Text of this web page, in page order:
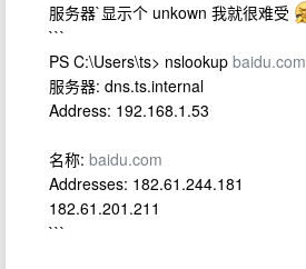
服务器`显示个 unkown 我就很难受
```
PS C:\Users\ts> nslookup baidu.com
服务器: dns.ts.internal
Address: 192.168.1.53
名称: baidu.com
Addresses: 182.61.244.181
182.61.201.211
```